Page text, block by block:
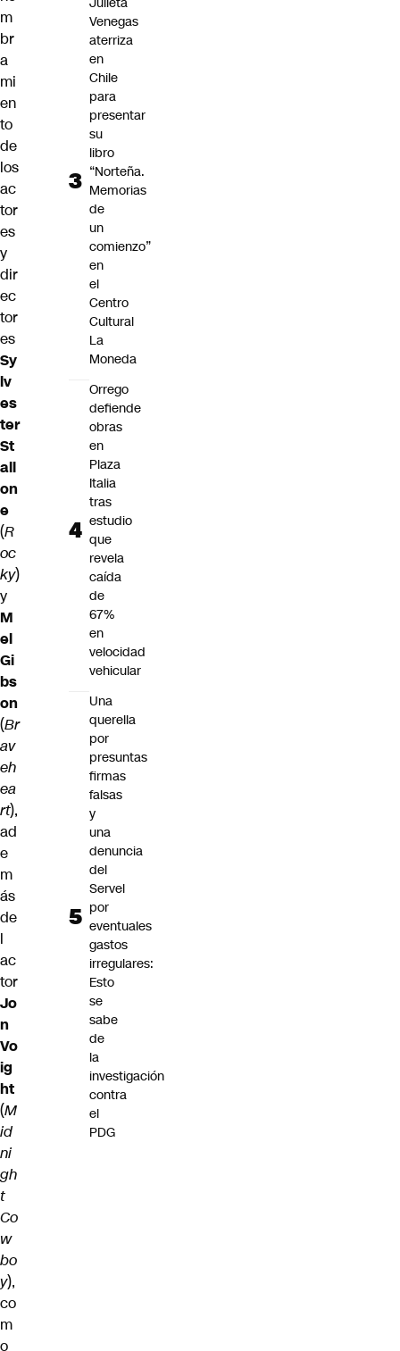
m
br
a
mi
en
to
de
los
ac
tor
es
y
dir
ec
tor
es
Sy
lv
es
ter
St
all
on
e
(R
oc
ky)
y
M
el
Gi
bs
on
(Br
av
eh
ea
rt),
ad
e
m
ás
de
l
ac
tor
Jo
n
Vo
ig
ht
(M
id
ni
gh
t
Co
w
bo
y),
co
m
o
Venegas
aterriza
en
Chile
para
presentar
su
libro
“Norteña.
Memorias
de
un
comienzo”
en
el
Centro
Cultural
La
Moneda
Orrego
defiende
obras
en
Plaza
Italia
tras
estudio
que
revela
caída
de
67%
en
velocidad
vehicular
Una
querella
por
presuntas
firmas
falsas
y
una
denuncia
del
Servel
por
eventuales
gastos
irregulares:
Esto
se
sabe
de
la
investigación
contra
el
PDG